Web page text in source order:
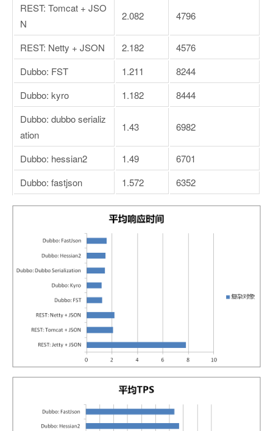
REST: Tomcat + JSO
N
2.082 4796
REST: Netty + JSON 2.182
4576
Dubbo: FST
1.211
8244
Dubbo: kyro
1.182
8444
Dubbo: dubbo serializ
ation
1.43 6982
Dubbo: hessian2 1.49
6701
Dubbo: fastjson
1.572 6352